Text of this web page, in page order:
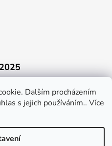
Dalším procházením
s jejich používáním.. Více
a př...
mincí mimo EU
minci Wie...